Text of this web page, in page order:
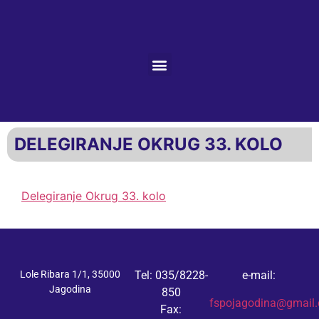
DELEGIRANJE OKRUG 33. KOLO
Delegiranje Okrug 33. kolo
Lole Ribara 1/1, 35000
Jagodina
Tel: 035/8228-
850
Fax:
e-mail: